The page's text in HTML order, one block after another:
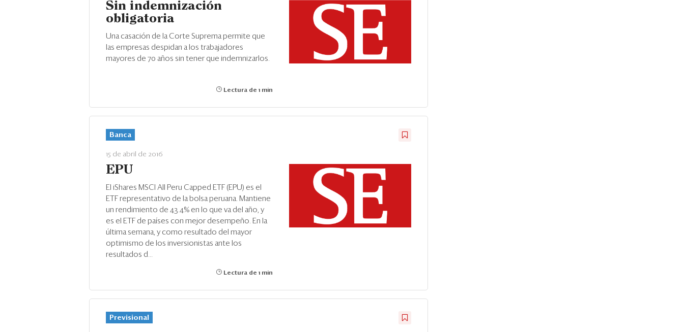
Sin indemnización
obligatoria
Una casación de la Corte Suprema permite que
las empresas despidan a los trabajadores
mayores de 70 años sin tener que indemnizarlos.
Lectura de 1 min
Banca
15 de abril de 2016
EPU
El iShares MSCI All Peru Capped ETF (EPU) es el
ETF representativo de la bolsa peruana. Mantiene
un rendimiento de 43.4% en lo que va del año, y
es el ETF de países con mejor desempeño. En la
última semana, y como resultado del mayor
optimismo de los inversionistas ante los
resultados d...
Lectura de 1 min
Previsional